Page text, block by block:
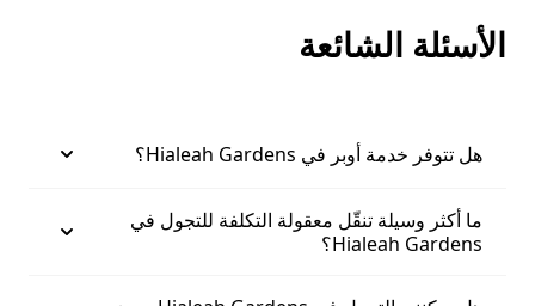
الأسئلة الشائعة
هل تتوفر خدمة أوبر في Hialeah Gardens؟
ما أكثر وسيلة تنقّل معقولة التكلفة للتجول في
Hialeah Gardens؟